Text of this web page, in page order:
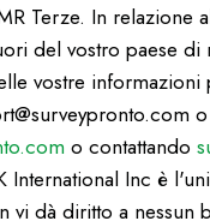
Terze. In relazione
del vostro paese
vostre
o contattando
International Inc è
vi dà diritto a nessun